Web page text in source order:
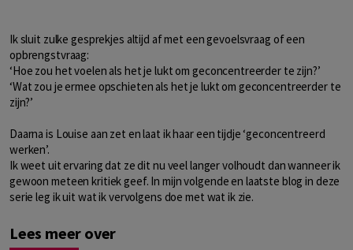
Ik sluit zulke gesprekjes altijd af met een gevoelsvraag of een
opbrengstvraag:
‘Hoe zou het voelen als het je lukt om geconcentreerder te zijn?’
‘Wat zou je ermee opschieten als het je lukt om geconcentreerder te
zijn?’
Daarna is Louise aan zet en laat ik haar een tijdje ‘geconcentreerd
werken’.
Ik weet uit ervaring dat ze dit nu veel langer volhoudt dan wanneer ik
gewoon meteen kritiek geef. In mijn volgende en laatste blog in deze
serie leg ik uit wat ik vervolgens doe met wat ik zie.
Lees meer over